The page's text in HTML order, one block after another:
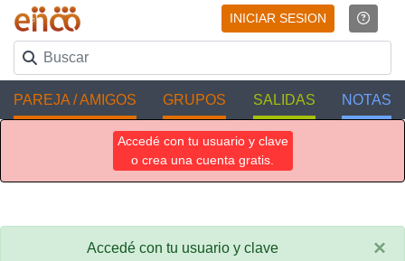
INICIAR SESION
PAREJA / AMIGOS GRUPOS SALIDAS NOTAS
Accedé con tu usuario y clave
o crea una cuenta gratis.
Accedé con tu usuario y clave
×